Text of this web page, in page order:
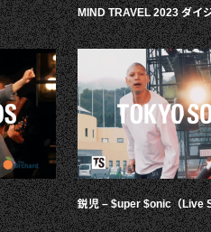
MIND TRAVEL 2023 ダイ
鋭児 – $uper $onic（Live